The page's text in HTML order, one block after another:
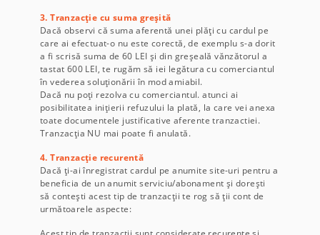
3. Tranzacție cu suma greșită
Dacă observi că suma aferentă unei plăți cu cardul pe
care ai efectuat-o nu este corectă, de exemplu s-a dorit
a fi scrisă suma de 60 LEI și din greșeală vănzătorul a
tastat 600 LEI, te rugăm să iei legătura cu comerciantul
în vederea soluționării în mod amiabil.
Dacă nu poți rezolva cu comerciantul. atunci ai
posibilitatea inițierii refuzului la plată, la care vei anexa
toate documentele justificative aferente tranzactiei.
Tranzacția NU mai poate fi anulată.
4. Tranzacție recurentă
Dacă ți-ai înregistrat cardul pe anumite site-uri pentru a
beneficia de un anumit serviciu/abonament și dorești
să contești acest tip de tranzacții te rog să ții cont de
următoarele aspecte: